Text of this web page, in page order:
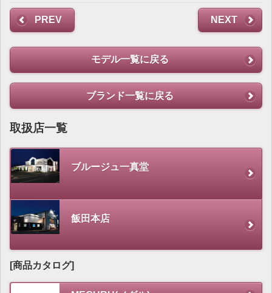
PREV NEXT
モデル一覧に戻る
ブランド一覧に戻る
取扱店一覧
ブルージュ一真堂
飯田本店
[商品カタログ]